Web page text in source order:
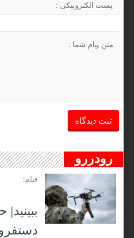
رودررو
فیلم؛
ببینید|